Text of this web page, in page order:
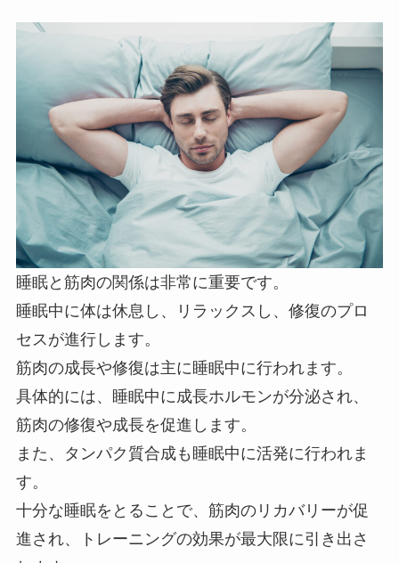
睡眠と筋肉の関係は非常に重要です。
睡眠中に体は休息し、リラックスし、修復のプロ
セスが進行します。
筋肉の成長や修復は主に睡眠中に行われます。
具体的には、睡眠中に成長ホルモンが分泌され、
筋肉の修復や成長を促進します。
また、タンパク質合成も睡眠中に活発に行われま
す。
十分な睡眠をとることで、筋肉のリカバリーが促
進され、トレーニングの効果が最大限に引き出さ